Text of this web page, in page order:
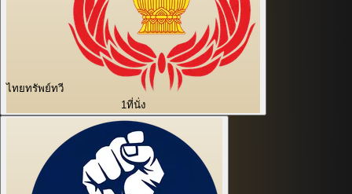
ไทยทรัพย์ทวี
1ที่นั่ง